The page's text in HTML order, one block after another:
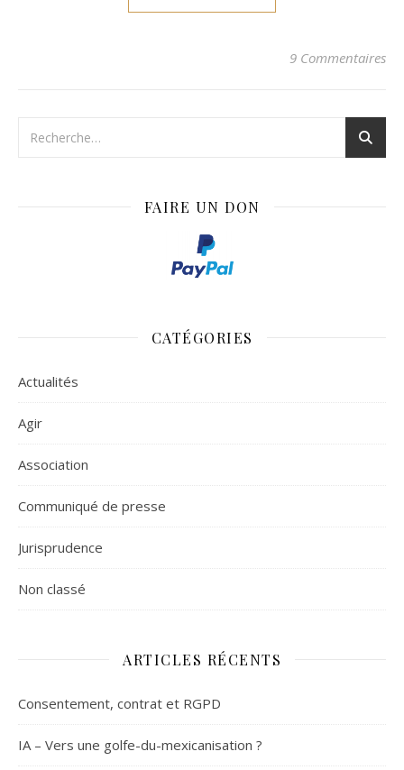
9 Commentaires
FAIRE UN DON
CATÉGORIES
Actualités
Agir
Association
Communiqué de presse
Jurisprudence
Non classé
ARTICLES RÉCENTS
Consentement, contrat et RGPD
IA – Vers une golfe-du-mexicanisation ?